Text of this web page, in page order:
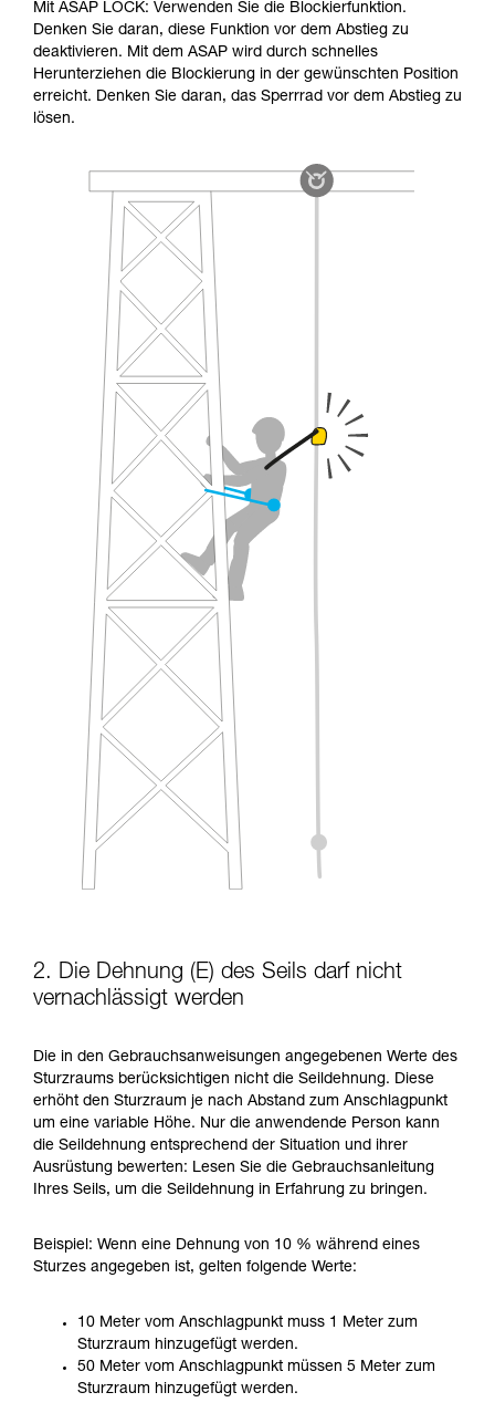
Mit ASAP LOCK: Verwenden Sie die Blockierfunktion.
Denken Sie daran, diese Funktion vor dem Abstieg zu
deaktivieren. Mit dem ASAP wird durch schnelles
Herunterziehen die Blockierung in der gewünschten Position
erreicht. Denken Sie daran, das Sperrrad vor dem Abstieg zu
lösen.
2. Die Dehnung (E) des Seils darf nicht
vernachlässigt werden
Die in den Gebrauchsanweisungen angegebenen Werte des
Sturzraums berücksichtigen nicht die Seildehnung. Diese
erhöht den Sturzraum je nach Abstand zum Anschlagpunkt
um eine variable Höhe. Nur die anwendende Person kann
die Seildehnung entsprechend der Situation und ihrer
Ausrüstung bewerten: Lesen Sie die Gebrauchsanleitung
Ihres Seils, um die Seildehnung in Erfahrung zu bringen.
Beispiel: Wenn eine Dehnung von 10 % während eines
Sturzes angegeben ist, gelten folgende Werte:
10 Meter vom Anschlagpunkt muss 1 Meter zum
Sturzraum hinzugefügt werden.
50 Meter vom Anschlagpunkt müssen 5 Meter zum
Sturzraum hinzugefügt werden.